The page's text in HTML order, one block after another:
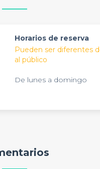
Horarios de reserva
Pueden ser diferentes
al público
De lunes a domingo